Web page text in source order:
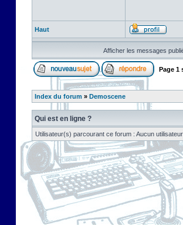
Haut
Afficher les messages
Page 1
Index du forum » Demoscene
Qui est en ligne ?
Utilisateur(s) parcourant ce forum : Aucun